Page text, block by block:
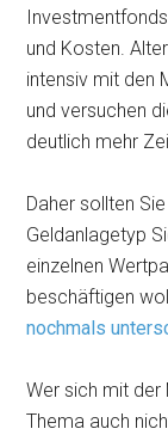
und Kosten.
intensiv mit den
und versuchen
deutlich mehr
Daher sollten
Geldanlagetyp
einzelnen
beschäftigen
nochmals
Wer sich mit der
Thema auch